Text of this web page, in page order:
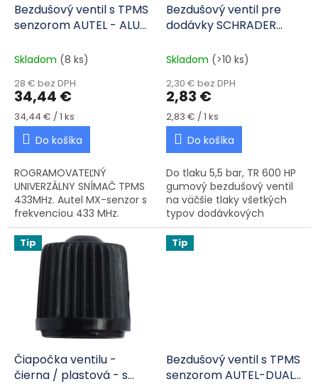
Bezdušový ventil s TPMS
senzorom AUTEL - ALU
Skladom (8 ks)
28 € bez DPH
34,44 €
Jednotková cena:
34,44 € / 1 ks
Do košíka
ROGRAMOVATEĽNÝ
UNIVERZÁLNY SNÍMAČ TPMS
433MHz. Autel MX-senzor s
frekvenciou 433 MHz.
Senzor TPMS s najvyšším
priemyselným pokrytím
vozidla. Senzory MX-
Sensors, ktoré boli...
Bezdušový ventil pre
dodávky SCHRADER
Skladom (>10 ks)
2,30 € bez DPH
2,83 €
Jednotková cena:
2,83 € / 1 ks
Do košíka
Do tlaku 5,5 bar, TR 600 HP
gumový bezdušový ventil
na väčšie tlaky všetkých
typov dodávkových
automobilov špeciálne
potom FORD TRANZIT a
MERCEDES SPRINTER.TOP
Tip
Čiapočka ventilu -
čierna / plastová - s
Tip
Bezdušový ventil s TPMS
senzorom AUTEL-DUAL